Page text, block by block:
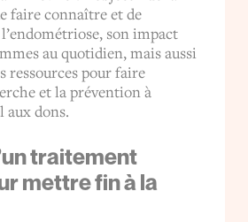
faire connaître et de
son impact
au quotidien, mais aussi
ressources pour faire
et la prévention à
aux dons.
traitement
mettre fin à la